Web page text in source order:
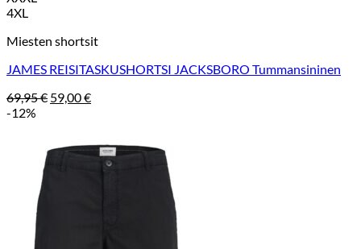
4XL
Miesten shortsit
JAMES REISITASKUSHORTSI JACKSBORO Tummansininen
69,95€ Alkuperäinen
69,95 €.
59,00€Nykyinen
59,00 €.
-12%